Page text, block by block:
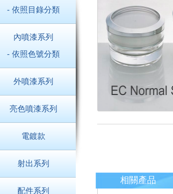
- 依照目錄分類
內噴漆系列
- 依照色號分類
外噴漆系列
亮色噴漆系列
電鍍款
射出系列
配件系列
相關產品